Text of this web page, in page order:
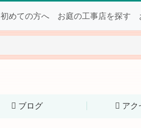
初めての方へ お庭の工事店を探す
ブログ アク